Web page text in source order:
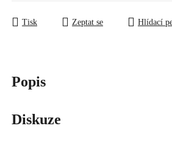
Tisk Zeptat se Hlídací
Popis
Diskuze